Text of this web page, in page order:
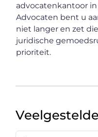
advocatenkantoor in
Advocaten bent u
niet langer en zet
juridische
prioriteit.